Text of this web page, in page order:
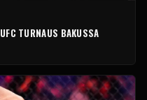
UFC TURNAUS BAKUSSA